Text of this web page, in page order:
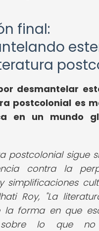
final:
desmantelar
postcolonial es
en un mundo
postcolonial sigue
contra la
simplificaciones
Roy, "La
la forma en que
lo que no